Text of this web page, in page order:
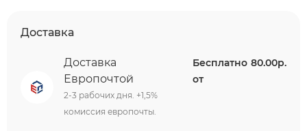
Доставка
Доставка
Европочтой
2-3 рабочих дня. +1,5%
комиссия европочты.
Бесплатно
от
80.00р.